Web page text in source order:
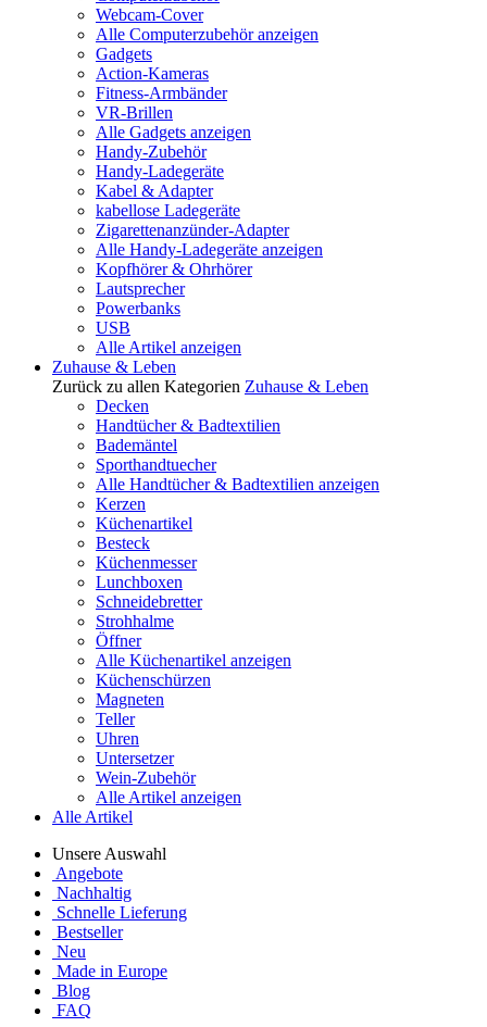
Webcam-Cover
Alle Computerzubehör anzeigen
Gadgets
Action-Kameras
Fitness-Armbänder
VR-Brillen
Alle Gadgets anzeigen
Handy-Zubehör
Handy-Ladegeräte
Kabel & Adapter
kabellose Ladegeräte
Zigarettenanzünder-Adapter
Alle Handy-Ladegeräte anzeigen
Kopfhörer & Ohrhörer
Lautsprecher
Powerbanks
USB
Alle Artikel anzeigen
Zuhause & Leben
Zurück zu allen Kategorien Zuhause & Leben
Decken
Handtücher & Badtextilien
Bademäntel
Sporthandtuecher
Alle Handtücher & Badtextilien anzeigen
Kerzen
Küchenartikel
Besteck
Küchenmesser
Lunchboxen
Schneidebretter
Strohhalme
Öffner
Alle Küchenartikel anzeigen
Küchenschürzen
Magneten
Teller
Uhren
Untersetzer
Wein-Zubehör
Alle Artikel anzeigen
Alle Artikel
Unsere Auswahl
Angebote
Nachhaltig
Schnelle Lieferung
Bestseller
Neu
Made in Europe
Blog
FAQ